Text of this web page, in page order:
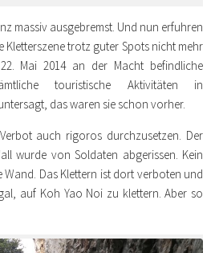
massiv ausgebremst. Und nun erfuhren
trotz guter Spots nicht mehr
Mai 2014 an der Macht befindliche
touristische Aktivitäten in
das waren sie schon vorher.
auch rigoros durchzusetzen. Der
wurde von Soldaten abgerissen. Kein
Das Klettern ist dort verboten und
auf Koh Yao Noi zu klettern. Aber so